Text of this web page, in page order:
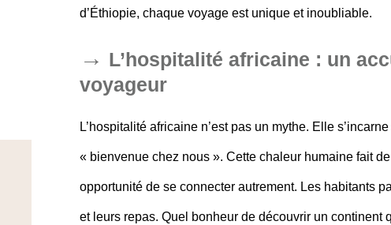
d’Éthiopie, chaque voyage est unique et inoubliable.
L’hospitalité africaine : un
voyageur
L’hospitalité africainen’est pas un mythe. Elle
« bienvenue chez nous ». Cette chaleur humaine fait
opportunité de se connecter autrement. Les habitants
et leurs repas. Quel bonheur de découvrir un continent